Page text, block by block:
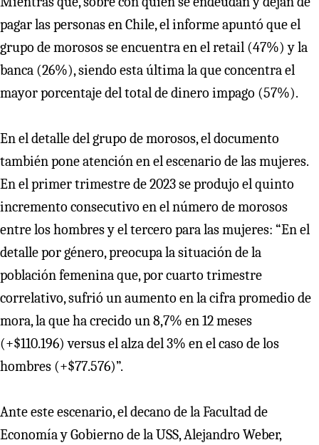
pagar las personas en Chile, el informe apuntó que el
grupo de morosos se encuentra en el retail (47%) y la
banca (26%), siendo esta última la que concentra el
mayor porcentaje del total de dinero impago (57%).
En el detalle del grupo de morosos, el documento
también pone atención en el escenario de las mujeres.
En el primer trimestre de 2023 se produjo el quinto
incremento consecutivo en el número de morosos
entre los hombres y el tercero para las mujeres: “En el
detalle por género, preocupa la situación de la
población femenina que, por cuarto trimestre
correlativo, sufrió un aumento en la cifra promedio de
mora, la que ha crecido un 8,7% en 12 meses
(+$110.196) versus el alza del 3% en el caso de los
hombres (+$77.576)”.
Ante este escenario, el decano de la Facultad de
Economía y Gobierno de la USS, Alejandro Weber,